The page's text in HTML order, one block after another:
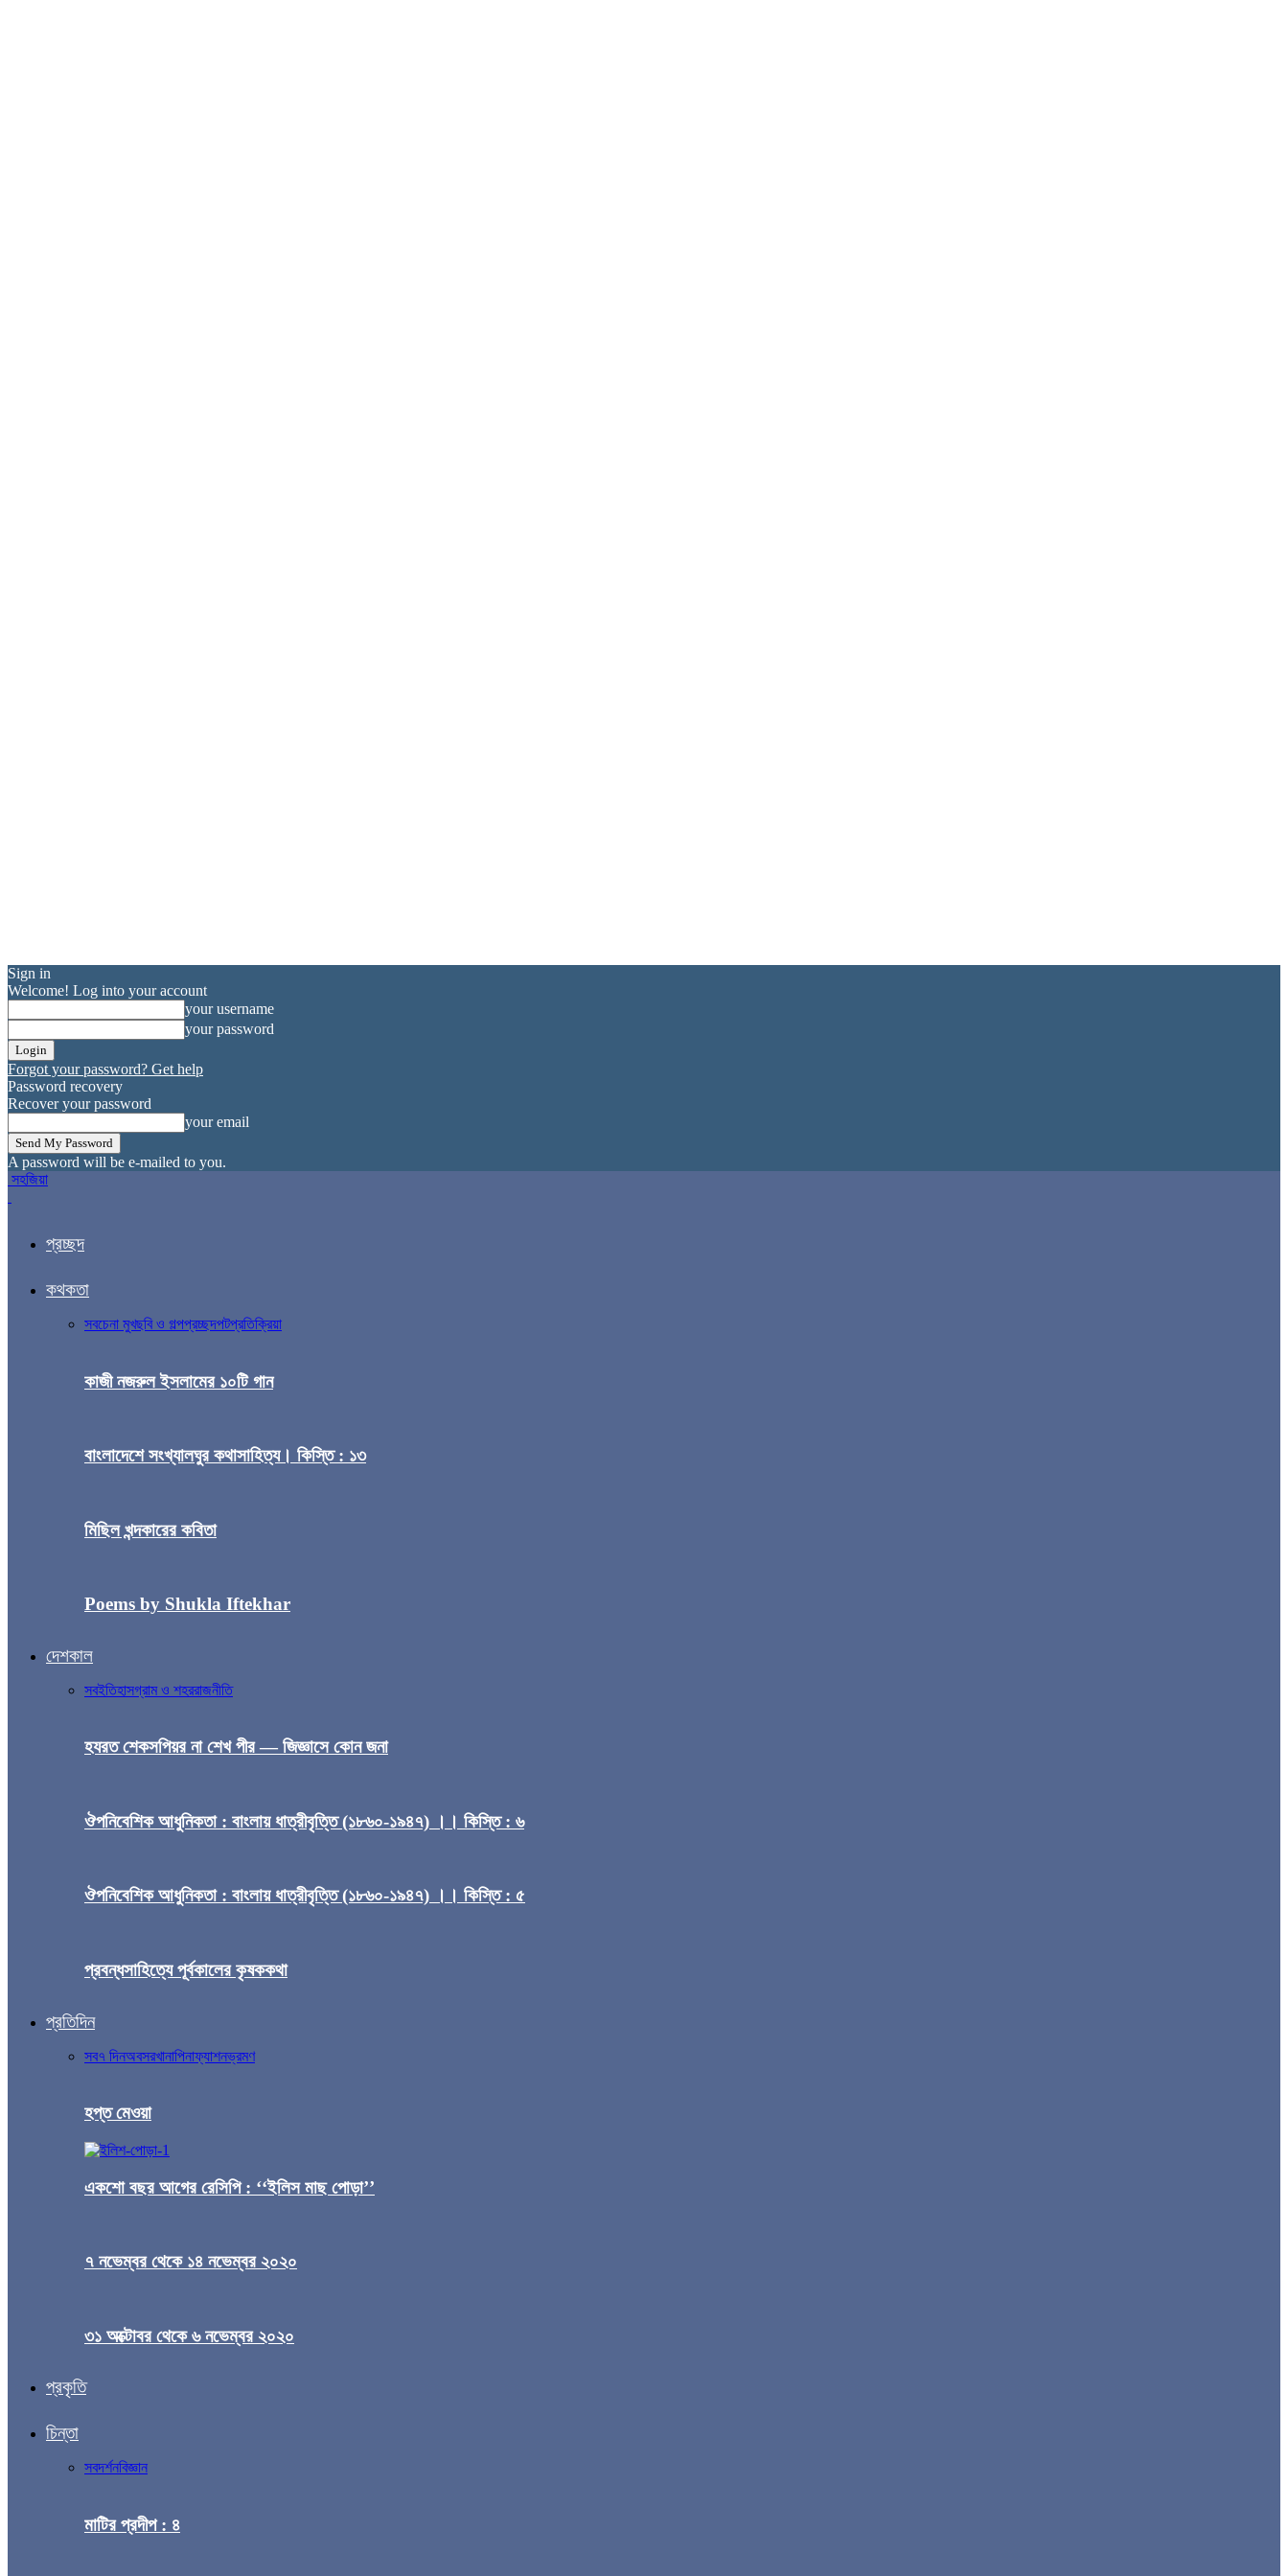
Sign in
Welcome! Log into your account
your username
your password
Forgot your password? Get help
Password recovery
Recover your password
your email
A password will be e-mailed to you.
সহজিয়া
প্রচ্ছদ
কথকতা
সবচেনা মুখছবি ও গল্পপ্রচ্ছদপটপ্রতিক্রিয়া
কাজী নজরুল ইসলামের ১০টি গান
বাংলাদেশে সংখ্যালঘুর কথাসাহিত্য। কিস্তি : ১৩
মিছিল খন্দকারের কবিতা
Poems by Shukla Iftekhar
দেশকাল
সবইতিহাসগ্রাম ও শহররাজনীতি
হযরত শেকসপিয়র না শেখ পীর — জিজ্ঞাসে কোন জনা
ঔপনিবেশিক আধুনিকতা : বাংলায় ধাত্রীবৃত্তি (১৮৬০-১৯৪৭) ।। কিস্তি : ৬
ঔপনিবেশিক আধুনিকতা : বাংলায় ধাত্রীবৃত্তি (১৮৬০-১৯৪৭) ।। কিস্তি : ৫
প্রবন্ধসাহিত্যে পূর্বকালের কৃষককথা
প্রতিদিন
সব৭ দিনঅবসরখানাপিনাফ্যাশনভ্রমণ
হপ্ত মেওয়া
একশো বছর আগের রেসিপি : ‘‘ইলিস মাছ পোড়া’’
৭ নভেম্বর থেকে ১৪ নভেম্বর ২০২০
৩১ অক্টোবর থেকে ৬ নভেম্বর ২০২০
প্রকৃতি
চিন্তা
সবদর্শনবিজ্ঞান
মাটির প্রদীপ : ৪